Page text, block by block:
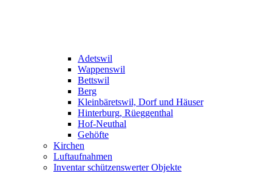
Adetswil
Wappenswil
Bettswil
Berg
Kleinbäretswil, Dorf und Häuser
Hinterburg, Rüeggenthal
Hof-Neuthal
Gehöfte
Kirchen
Luftaufnahmen
Inventar schützenswerter Objekte